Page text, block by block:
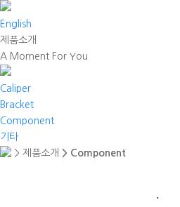
English
제품소개
A Moment For You
Caliper
Bracket
Component
기타
> 제품소개 > Component
.